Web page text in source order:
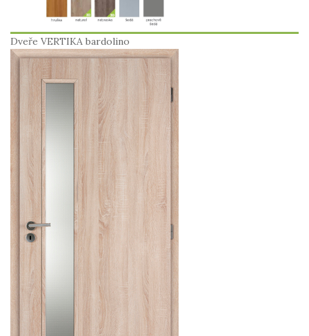
Dveře VERTIKA bardolino